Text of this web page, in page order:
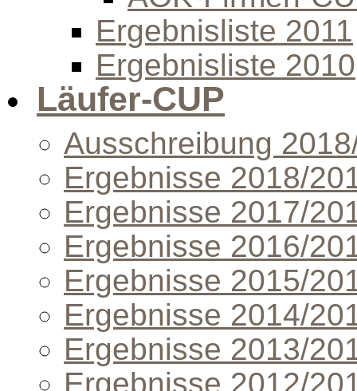
Ergebnisliste 2011
Ergebnisliste 2010
Läufer-CUP
Ausschreibung
Ergebnisse 2018/
Ergebnisse 2017/
Ergebnisse 2016/
Ergebnisse 2015/
Ergebnisse 2014/
Ergebnisse 2013/
Ergebnisse 2012/